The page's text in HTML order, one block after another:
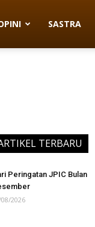
SASTRA
TERBARU
Peringatan JPIC Bulan
2026